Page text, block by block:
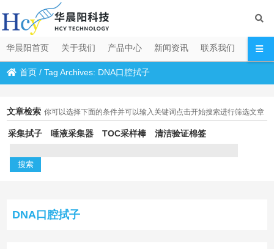
华晨阳首页 关于我们 产品中心 新闻资讯 联系我们
首页 /Tag Archives: DNA口腔拭子
文章检索 你可以选择下面的条件并可以输入关键词点击开始搜索进行筛选文章
采集拭子 唾液采集器 TOC采样棒 清洁验证棉签
DNA口腔拭子